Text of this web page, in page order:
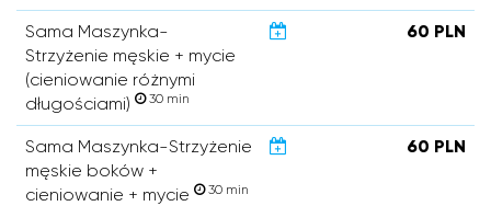
Sama Maszynka-
Strzyżenie męskie + mycie
(cieniowanie różnymi
długościami)
30 min
60 PLN
Sama Maszynka-Strzyżenie
męskie boków +
cieniowanie + mycie
30 min
60 PLN